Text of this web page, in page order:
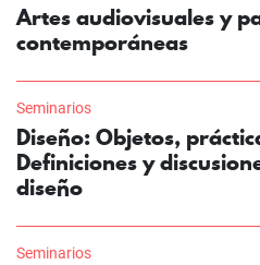
Artes audiovisuales y
contemporáneas
Seminarios
Diseño: Objetos,
Definiciones y
diseño
Seminarios